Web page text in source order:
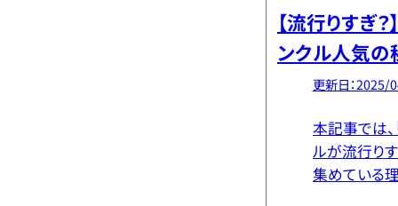
【流行りすぎ
ンクル人気の
徹底解説
更新日：2025/
本記事では
ルが流行り
集めている